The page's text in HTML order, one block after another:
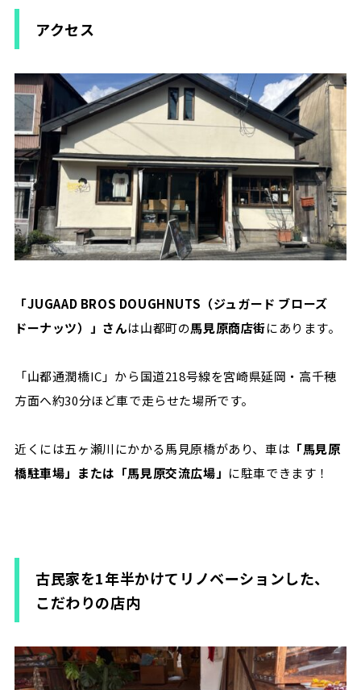
アクセス
「JUGAAD BROS DOUGHNUTS（ジュガード ブローズ
ドーナッツ）」さんは山都町の馬見原商店街にあります。
「山都通潤橋IC」から国道218号線を宮崎県延岡・高千穂
方面へ約30分ほど車で走らせた場所です。
近くには五ヶ瀬川にかかる馬見原橋があり、車は 「馬見原
橋駐車場」または「馬見原交流広場」 に駐車できます！
古民家を1年半かけてリノベーションした、
こだわりの店内